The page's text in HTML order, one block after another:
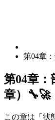
第04章
第04章
章）🔧🚀
この章は「状